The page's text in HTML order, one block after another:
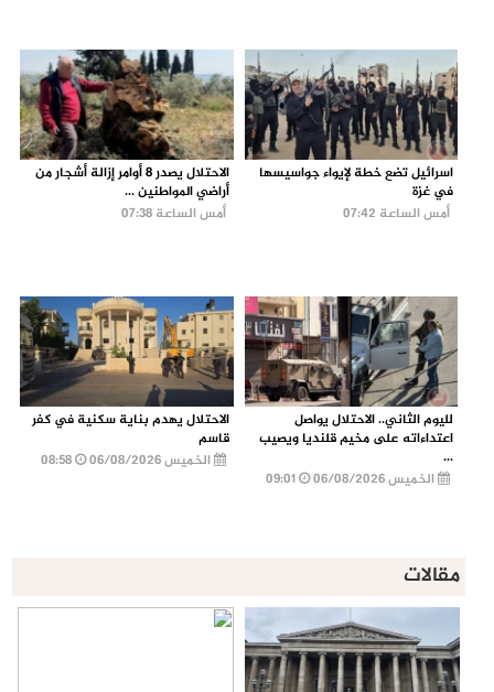
اسرائيل تضع خطة لإيواء جواسيسها
في غزة
أمس الساعة 07:42
الاحتلال يصدر 8 أوامر إزالة أشجار من
أراضي المواطنين ...
أمس الساعة 07:38
لليوم الثاني.. الاحتلال يواصل
اعتداءاته على مخيم قلنديا ويصيب
...
الخميس 06/08/2026
الاحتلال يهدم بناية سكنية في كفر
قاسم
الخميس 06/08/2026
08:58
مقالات